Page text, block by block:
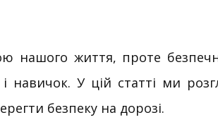
нашого життя, проте
навичок. У цій статті ми
безпеку на дорозі.